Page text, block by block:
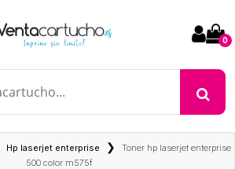
0
Hp laserjet enterprise ❯
Toner hp laserjet enterprise
500 color m575f